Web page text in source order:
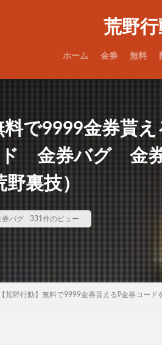
荒野
ホーム 金券 無料
料で9999金券貰
ド 金券バグ
裏技）
券バグ 331件のビュー
【荒野行動】無料で9999金券貰える⁉️金券コ